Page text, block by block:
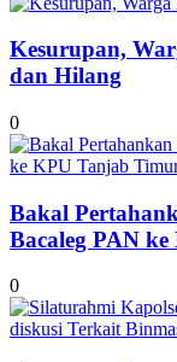
Kesurupan,
dan Hilang
0
Bakal
Bacaleg PAN
0